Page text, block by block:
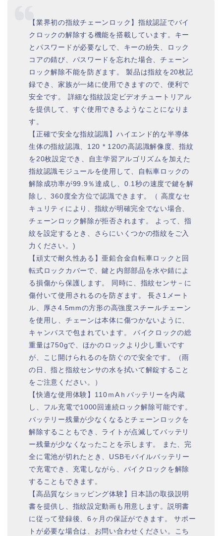
【業界初の指紋チェーンロック】指紋認証でバイ
クロックの解除する機能を搭載しています。キー
とパスワードが必要なしで、キーの紛失、ロック
コアの錆び、パスワードを忘れた場合、チェーン
ロック解除不能を防ぎます。 製品は指紋を20枚記
録でき、家族が一緒に使用できますので、便利で
安全です。 詳細な指紋設定ビデオチュートリアル
を提供して、すぐ使用できるようなことになりま
す。
【正確で安全な指紋認識】ハイエンド的な半導体
生体の指紋認識、120 * 120の高認識解像度、指紋
を20枚設定でき、自主学習アルゴリズムを加えた
指紋認識モジュールを使用して、自転車ロックの
解除成功率が99.9％達成し、0.1秒の速度で鍵を解
除し、360度全方位で認識できます。（ 高度なセ
キュリティにより、指紋が明確完全でない場合、
チェーンロック解除が拒否されます。 よって、指
紋を設定するとき、さらにいくつかの指紋をご入
力ください。)
【頑丈で耐久性ある】亜鉛合金自転車ロックと回
転式ロックカバーで、鍵と内部部品を水や錆によ
る損傷から保護します。 同時に、指紋センサ－に
傷付いて使用されるのを防ぎます。 長さ1メート
ル、厚さ4.5mmの方形の高強度スチールチェーン
を使用し、チェーンは本体に傷つかないように、
キャンバスで包まれています。 バイクロックの総
重量は750gで、ほかのロックより少し重いです
が、こじ開けられるのを防ぐので安全です。（雨
の日、指と指紋センサの水を拭いて解錠すること
をご注意ください。）
【快適な使用体験】110ｍAｈバッテリーを内蔵
し、フル充電で1000回連続ロック解除可能です。
バッテリー残量が少なくなるとチェーンロックを
解除することもでき、ライトが点滅してバッテリ
ー残量が少なくなったことを示します。 また、完
全に電池が切れたとき、USBモバイルバッテリー
で充電でき、充電しながら、バイクロックを解除
することもできます。
【高品質なショッピング体験】日本語の取扱説明
書を提供し、指紋設定動画も用意します。説明書
に従って登録後、6ヶ月の保証ができます。 サポー
トが必要な場合は、お問い合わせください。こち